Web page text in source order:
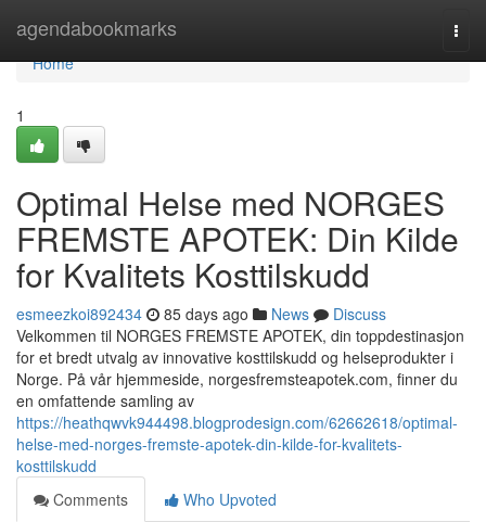
agendabookmarks
Home
Home
1
Optimal Helse med NORGES
FREMSTE APOTEK: Din Kilde
for Kvalitets Kosttilskudd
esmeezkoi892434 85 days ago News
Discuss
Velkommen til NORGES FREMSTE APOTEK, din toppdestinasjon
for et bredt utvalg av innovative kosttilskudd og helseprodukter i
Norge. På vår hjemmeside, norgesfremsteapotek.com, finner du
en omfattende samling av
https://heathqwvk944498.blogprodesign.com/62662618/optimal-
helse-med-norges-fremste-apotek-din-kilde-for-kvalitets-
kosttilskudd
Comments
Who Upvoted